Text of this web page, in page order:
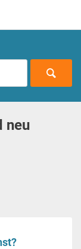
neu